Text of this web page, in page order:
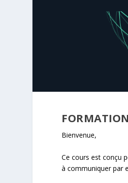
Bienvenue,
Ce cours est conçu
à communiquer par